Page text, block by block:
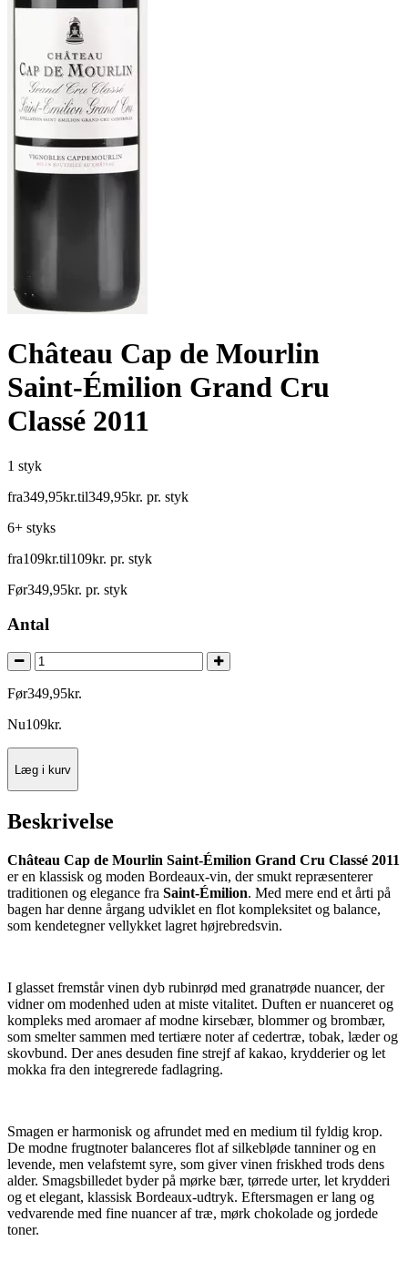
Château Cap de Mourlin
Saint-Émilion Grand Cru
Classé 2011
1 styk
fra349,95kr.til349,95kr. pr. styk
6+ styks
fra109kr.til109kr. pr. styk
Før349,95kr. pr. styk
Antal
Før349,95kr.
Nu109kr.
Læg i kurv
Beskrivelse
Château Cap de Mourlin Saint-Émilion Grand Cru Classé 2011
er en klassisk og moden Bordeaux-vin, der smukt repræsenterer
traditionen og elegance fra Saint-Émilion. Med mere end et årti på
bagen har denne årgang udviklet en flot kompleksitet og balance,
som kendetegner vellykket lagret højrebredsvin.
I glasset fremstår vinen dyb rubinrød med granatrøde nuancer, der
vidner om modenhed uden at miste vitalitet. Duften er nuanceret og
kompleks med aromaer af modne kirsebær, blommer og brombær,
som smelter sammen med tertiære noter af cedertræ, tobak, læder og
skovbund. Der anes desuden fine strejf af kakao, krydderier og let
mokka fra den integrerede fadlagring.
Smagen er harmonisk og afrundet med en medium til fyldig krop.
De modne frugtnoter balanceres flot af silkebløde tanniner og en
levende, men velafstemt syre, som giver vinen friskhed trods dens
alder. Smagsbilledet byder på mørke bær, tørrede urter, let krydderi
og et elegant, klassisk Bordeaux-udtryk. Eftersmagen er lang og
vedvarende med fine nuancer af træ, mørk chokolade og jordede
toner.